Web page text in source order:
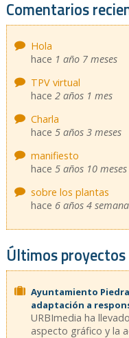
Comentarios
Hola
hace 1 año 7 meses
TPV virtual
hace 2 años 1 mes
Charla
hace 5 años 3 meses
manifiesto
hace 5 años 10 meses
sobre los plantas
hace 6 años 4
Últimos proyectos
Ayuntamiento
adaptación a
URBImedia ha
aspecto gráfico y la